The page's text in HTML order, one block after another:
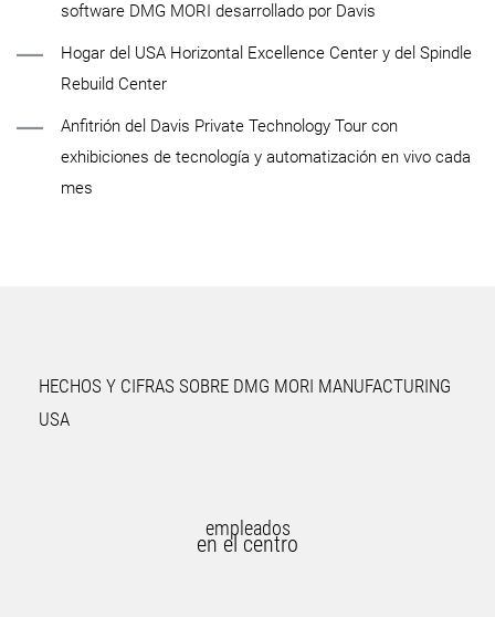
software DMG MORI desarrollado por Davis
Hogar del USA Horizontal Excellence Center y del Spindle
Rebuild Center
Anfitrión del Davis Private Technology Tour con
exhibiciones de tecnología y automatización en vivo cada
mes
HECHOS Y CIFRAS SOBRE DMG MORI MANUFACTURING
USA
empleados
en el centro